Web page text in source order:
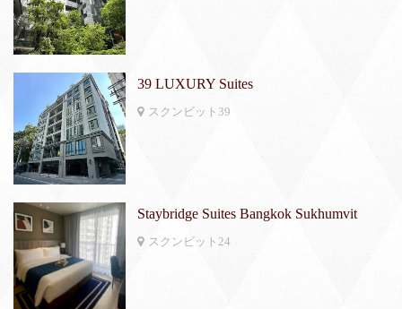
39 LUXURY Suites
スクンビット39
Staybridge Suites Bangkok Sukhumvit
スクンビット24